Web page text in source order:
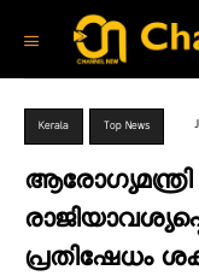
Kerala Top News
പ്രതിഷേധം